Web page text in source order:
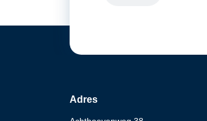
Adres